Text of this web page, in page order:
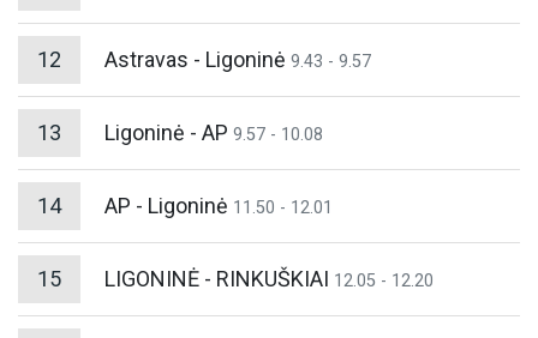
12 Astravas - Ligoninė 9.43 - 9.57
13 Ligoninė - AP 9.57 - 10.08
14 AP - Ligoninė 11.50 - 12.01
15 LIGONINĖ - RINKUŠKIAI 12.05 - 12.20